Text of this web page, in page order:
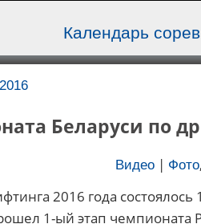
Календарь
2016
Беларуси по
Видео| Фото,
2016 года
1-ый этап чемпионата